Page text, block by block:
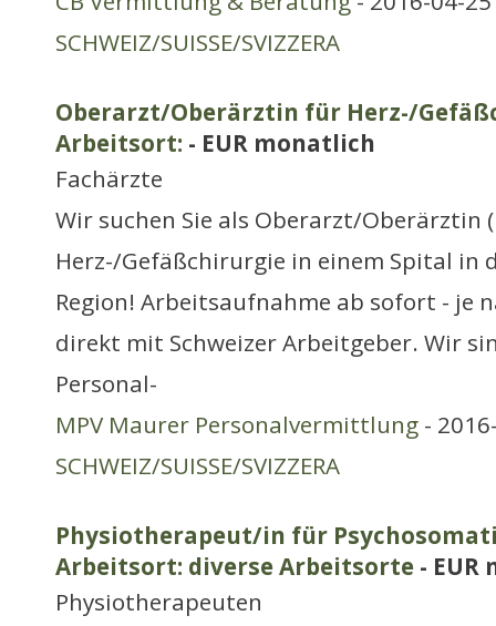
SCHWEIZ/SUISSE/SVIZZERA
Oberarzt/Oberärztin für Herz-/
Arbeitsort: - EUR monatlich
Fachärzte
Wir suchen Sie als Oberarzt/Oberärztin
Herz-/Gefäßchirurgie in einem Spital in
Region! Arbeitsaufnahme ab sofort - je
direkt mit Schweizer Arbeitgeber. Wir
Personal-
MPV Maurer Personalvermittlung -
SCHWEIZ/SUISSE/SVIZZERA
Physiotherapeut/in für
Arbeitsort: diverse Arbeitsorte -
Physiotherapeuten